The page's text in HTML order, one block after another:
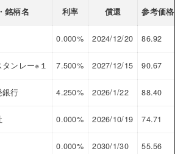
銘柄名 利率 償還 参考価格
0.000% 2024/12/20 86.92
ンレー※１ 7.500% 2027/12/15 90.67
銀行 4.250% 2026/1/22 88.40
0.000% 2026/10/19 74.71
0.000% 2030/1/30 55.56